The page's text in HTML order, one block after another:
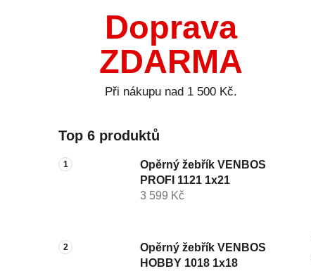
Doprava
ZDARMA
Při nákupu nad 1 500 Kč.
Top 6 produktů
Opěrný žebřík VENBOS
PROFI 1121 1x21
3 599 Kč
Opěrný žebřík VENBOS
HOBBY 1018 1x18